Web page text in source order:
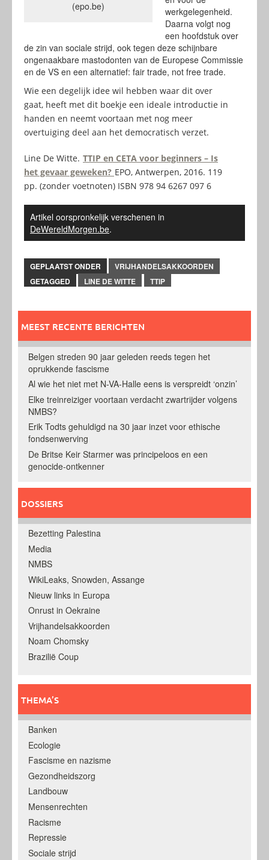
(epo.be)
werkgelegenheid.
Daarna volgt nog
een hoofdstuk over
de zin van sociale strijd, ook tegen deze schijnbare
ongenaakbare mastodonten van de Europese Commissie
en de VS en een alternatief: fair trade, not free trade.
Wie een degelijk idee wil hebben waar dit over
gaat, heeft met dit boekje een ideale introductie in
handen en neemt voortaan met nog meer
overtuiging deel aan het democratisch verzet.
Line De Witte. TTIP en CETA voor beginners – Is
het gevaar geweken? EPO, Antwerpen, 2016. 119
pp. (zonder voetnoten) ISBN 978 94 6267 097 6
Artikel oorspronkelijk verschenen in
DeWereldMorgen.be.
GEPLAATST ONDER
VRIJHANDELSAKKOORDEN
GETAGGED
LINE DE WITTE TTIP
MEEST RECENTE BERICHTEN
Belgen streden 90 jaar geleden reeds tegen het
oprukkende fascisme
Al wie het niet met N-VA-Halle eens is verspreidt ‘onzin’
Elke treinreiziger voortaan verdacht zwartrijder volgens
NMBS?
Erik Todts gehuldigd na 30 jaar inzet voor ethische
fondsenwerving
De Britse Keir Starmer was principeloos en een
genocide-ontkenner
DOSSIERS
Bezetting Palestina
Media
NMBS
WikiLeaks, Snowden, Assange
Nieuw links in Europa
Onrust in Oekraine
Vrijhandelsakkoorden
Noam Chomsky
Brazilië Coup
THEMA’S
Banken
Ecologie
Fascisme en nazisme
Gezondheidszorg
Landbouw
Mensenrechten
Racisme
Repressie
Sociale strijd